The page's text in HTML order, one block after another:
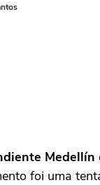
Medellín
foi uma